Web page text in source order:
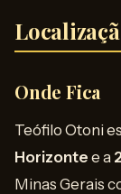
Onde Fica
Teófilo Otoni
Horizonte e a
Minas Gerais